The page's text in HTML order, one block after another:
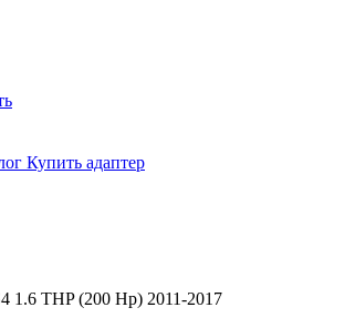
Купить адаптер
1.6 THP (200 Hp) 2011-2017